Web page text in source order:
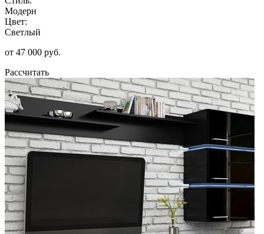
Модерн
Цвет:
Светлый
от 47 000 руб.
Рассчитать